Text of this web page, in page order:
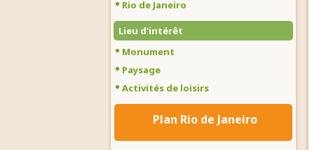
Rio de Janeiro
Lieu d'intérêt
Monument
Paysage
Activités de loisirs
Plan Rio de Janeiro